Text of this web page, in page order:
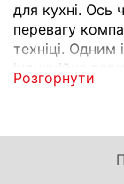
для кухні. Ось
перевагу
техніці. Одним
індукційна
безпосередньо
конфорку,
дуже сучасний
Розгорнути